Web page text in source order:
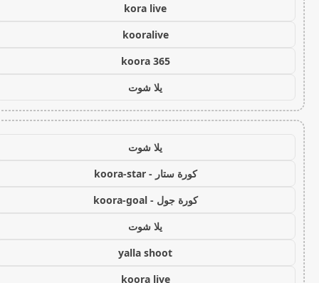
kora live
kooralive
koora 365
يلا شوت
يلا شوت
كورة ستار - koora-star
كورة جول - koora-goal
يلا شوت
yalla shoot
koora live